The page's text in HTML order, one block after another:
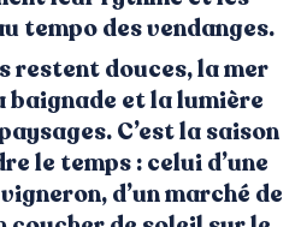
tempo des vendanges.
restent douces, la mer
baignade et la lumière
C’est la saison
le temps : celui d’une
d’un marché de